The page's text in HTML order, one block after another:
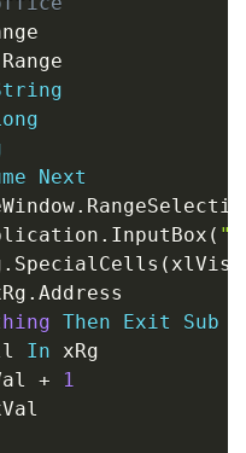
Range
Next
.
. InputBox (
. SpecialCells (
. Address
Then Exit
Sub
In xRg
+
1